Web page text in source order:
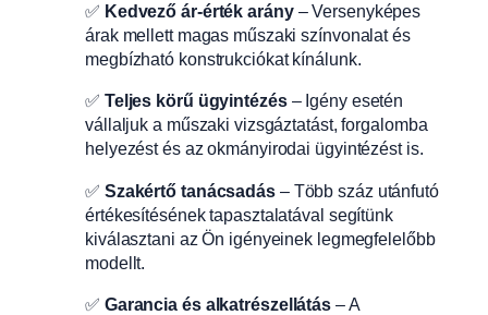
✅ Kedvező ár-érték arány– Versenyképes
árak mellett magas műszaki színvonalat és
megbízható konstrukciókat kínálunk.
✅ Teljes körű ügyintézés– Igény esetén
vállaljuk a műszaki vizsgáztatást, forgalomba
helyezést és az okmányirodai ügyintézést is.
✅ Szakértő tanácsadás– Több száz utánfutó
értékesítésének tapasztalatával segítünk
kiválasztani az Ön igényeinek legmegfelelőbb
modellt.
✅ Garancia és alkatrészellátás – A